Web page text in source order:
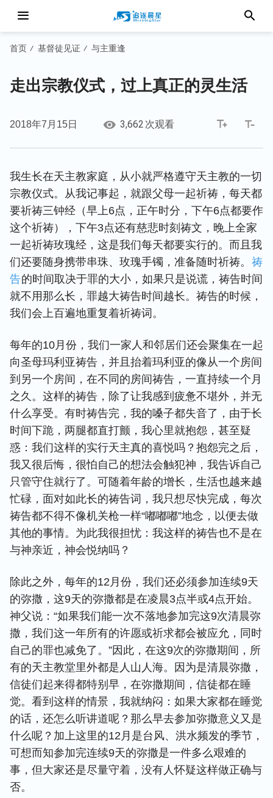
首页 / 基督徒见证 / 与主重逢
走出宗教仪式，过上真正的灵生活
2018年7月15日 3,662 次观看
我生长在天主教家庭，从小就严格遵守天主教的一切
宗教仪式。从我记事起，就跟父母一起祈祷，每天都
要祈祷三钟经（早上6点，正午时分，下午6点都要作
这个祈祷），下午3点还有慈悲时刻祷文，晚上全家
一起祈祷玫瑰经，这是我们每天都要实行的。而且我
们还要随身携带串珠、玫瑰手镯，准备随时祈祷。 祷
告的时间取决于罪的大小，如果只是说谎，祷告时间
就不用那么长，罪越大祷告时间越长。祷告的时候，
我们会上百遍地重复着祈祷词。
每年的10月份，我们一家人和邻居们还会聚集在一起
向圣母玛利亚祷告，并且抬着玛利亚的像从一个房间
到另一个房间，在不同的房间祷告，一直持续一个月
之久。这样的祷告，除了让我感到疲惫不堪外，并无
什么享受。有时祷告完，我的嗓子都失音了，由于长
时间下跪，两腿都直打颤，我心里就抱怨，甚至疑
惑：我们这样的实行天主真的喜悦吗？抱怨完之后，
我又很后悔，很怕自己的想法会触犯神，我告诉自己
只管守住就行了。可随着年龄的增长，生活也越来越
忙碌，面对如此长的祷告词，我只想尽快完成，每次
祷告都不得不像机关枪一样“嘟嘟嘟”地念，以便去做
其他的事情。为此我很担忧：我这样的祷告也不是在
与神亲近，神会悦纳吗？
除此之外，每年的12月份，我们还必须参加连续9天
的弥撒，这9天的弥撒都是在凌晨3点半或4点开始。
神父说：“如果我们能一次不落地参加完这9次清晨弥
撒，我们这一年所有的许愿或祈求都会被应允，同时
自己的罪也减免了。”因此，在这9次的弥撒期间，所
有的天主教堂里外都是人山人海。因为是清晨弥撒，
信徒们起来得都特别早，在弥撒期间，信徒都在睡
觉。看到这样的情景，我就纳闷：如果大家都在睡觉
的话，还怎么听讲道呢？那么早去参加弥撒意义又是
什么呢？加上这里的12月是台风、洪水频发的季节，
可想而知参加完连续9天的弥撒是一件多么艰难的
事，但大家还是尽量守着，没有人怀疑这样做正确与
否。